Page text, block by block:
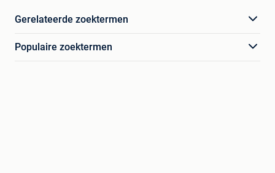
Gerelateerde zoektermen
Populaire zoektermen